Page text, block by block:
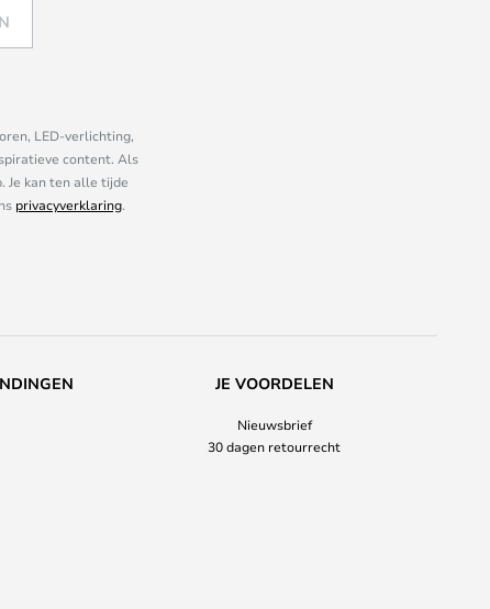
LED-verlichting,
content. Als
Je kan ten alle tijde
privacyverklaring.
JE VOORDELEN
Nieuwsbrief
30 dagen retourrecht